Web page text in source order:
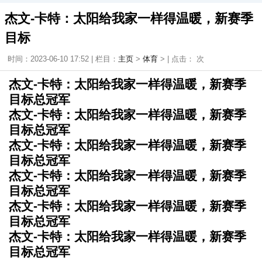
杰文-卡特：太阳给我家一样得温暖，新赛季
目标
时间：2023-06-10 17:52 | 栏目： 主页 > 体育 > | 点击： 次
杰文-卡特：太阳给我家一样得温暖，新赛季
目标总冠军
杰文-卡特：太阳给我家一样得温暖，新赛季
目标总冠军
杰文-卡特：太阳给我家一样得温暖，新赛季
目标总冠军
杰文-卡特：太阳给我家一样得温暖，新赛季
目标总冠军
杰文-卡特：太阳给我家一样得温暖，新赛季
目标总冠军
杰文-卡特：太阳给我家一样得温暖，新赛季
目标总冠军